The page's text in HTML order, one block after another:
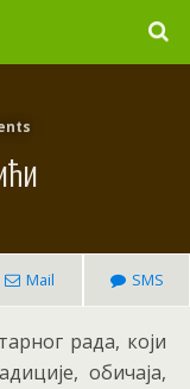
Mail SMS
рада, који
обичаја,